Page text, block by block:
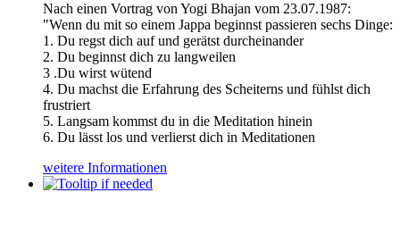
Nach einen Vortrag von Yogi Bhajan vom 23.07.1987:
"Wenn du mit so einem Jappa beginnst passieren sechs Dinge:
1. Du regst dich auf und gerätst durcheinander
2. Du beginnst dich zu langweilen
3 .Du wirst wütend
4. Du machst die Erfahrung des Scheiterns und fühlst dich
frustriert
5. Langsam kommst du in die Meditation hinein
6. Du lässt los und verlierst dich in Meditationen
weitere Informationen